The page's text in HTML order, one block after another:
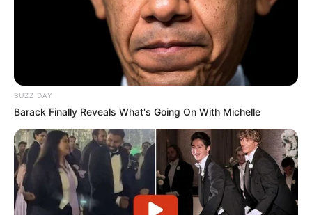
CARGAR MÁS
TEMAS DESTACADOS
EMERGENCIAS POR LLUVIAS
FUERTES LLUVIAS
VIA AL LLANO
LIGA BETPLAY
METRO DE MEDELLÍN
CORTES DE LUZ
CORTES DE AGUA
BUZZ DAY
Barack Finally Reveals What's Going On With Michelle